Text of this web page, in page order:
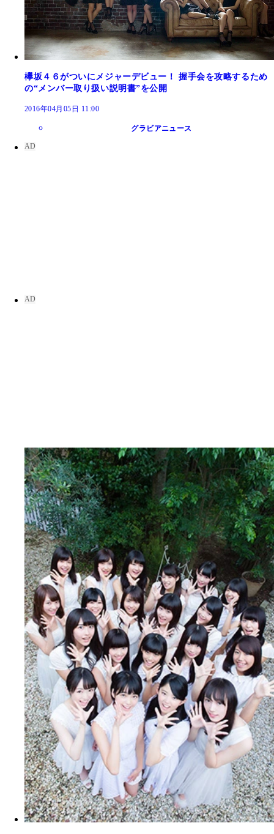
欅坂４６がついにメジャーデビュー！ 握手会を攻略するため
の“メンバー取り扱い説明書”を公開
2016年04月05日 11:00
グラビアニュース